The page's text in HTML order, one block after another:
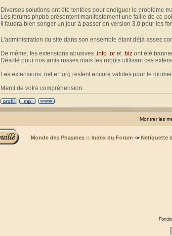
Diverses solutions ont été tentées pour endiguer le problème
Les forums phpbb présentent manifestement une faille de ce
Il faudra bien songer un jour à passer en version 3.0 pour les
L'administration du site dans son ensemble étant déjà assez
De même, les extensions abusives .info .or et .biz ont été
Désolé pour nos amis russes mais les robots utilisant ces
Les extensions .net et .org restent encore valides pour le
Merci de votre compréhension.
Montrer les
Monde des Phasmes :: Index du Forum -> Netiquette